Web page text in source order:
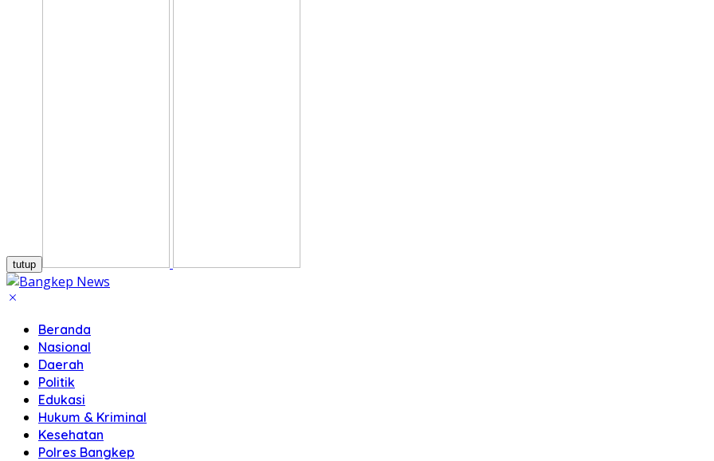
tutup
Beranda
Nasional
Daerah
Politik
Edukasi
Hukum & Kriminal
Kesehatan
Polres Bangkep